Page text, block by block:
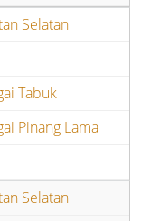
Selatan
Tabuk
Pinang Lama
Selatan